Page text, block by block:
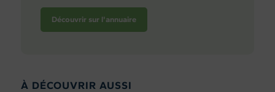
Découvrir sur l'annuaire
À DÉCOUVRIR AUSSI